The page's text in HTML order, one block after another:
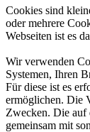
Cookies sind
oder mehrere
Webseiten ist es
Wir verwenden
Systemen, Ihren
Für diese ist es
ermöglichen. Die
Zwecken. Die auf
gemeinsam mit